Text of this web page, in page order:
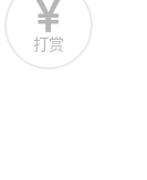
打赏